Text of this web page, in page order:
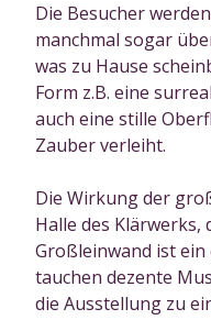
Die Besucher
manchmal sogar
was zu Hause
Form z.B. eine
auch eine stille
Zauber verleiht.
Die Wirkung der
Halle des
Großleinwand ist
tauchen dezente
die Ausstellung zu